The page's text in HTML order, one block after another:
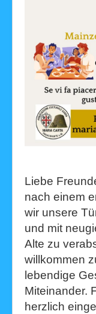
Liebe
nach einem
wir unsere
und mit
Alte zu
willkommen
lebendige
Miteinander.
herzlich